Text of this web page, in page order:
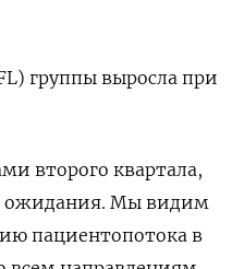
группы выросла при
второго квартала,
ожидания. Мы видим
пациентопотока в